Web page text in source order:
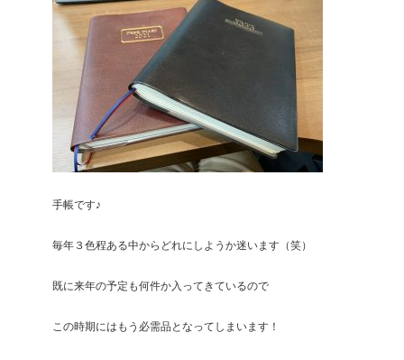
手帳です♪
毎年３色程ある中からどれにしようか迷います（笑）
既に来年の予定も何件か入ってきているので
この時期にはもう必需品となってしまいます！